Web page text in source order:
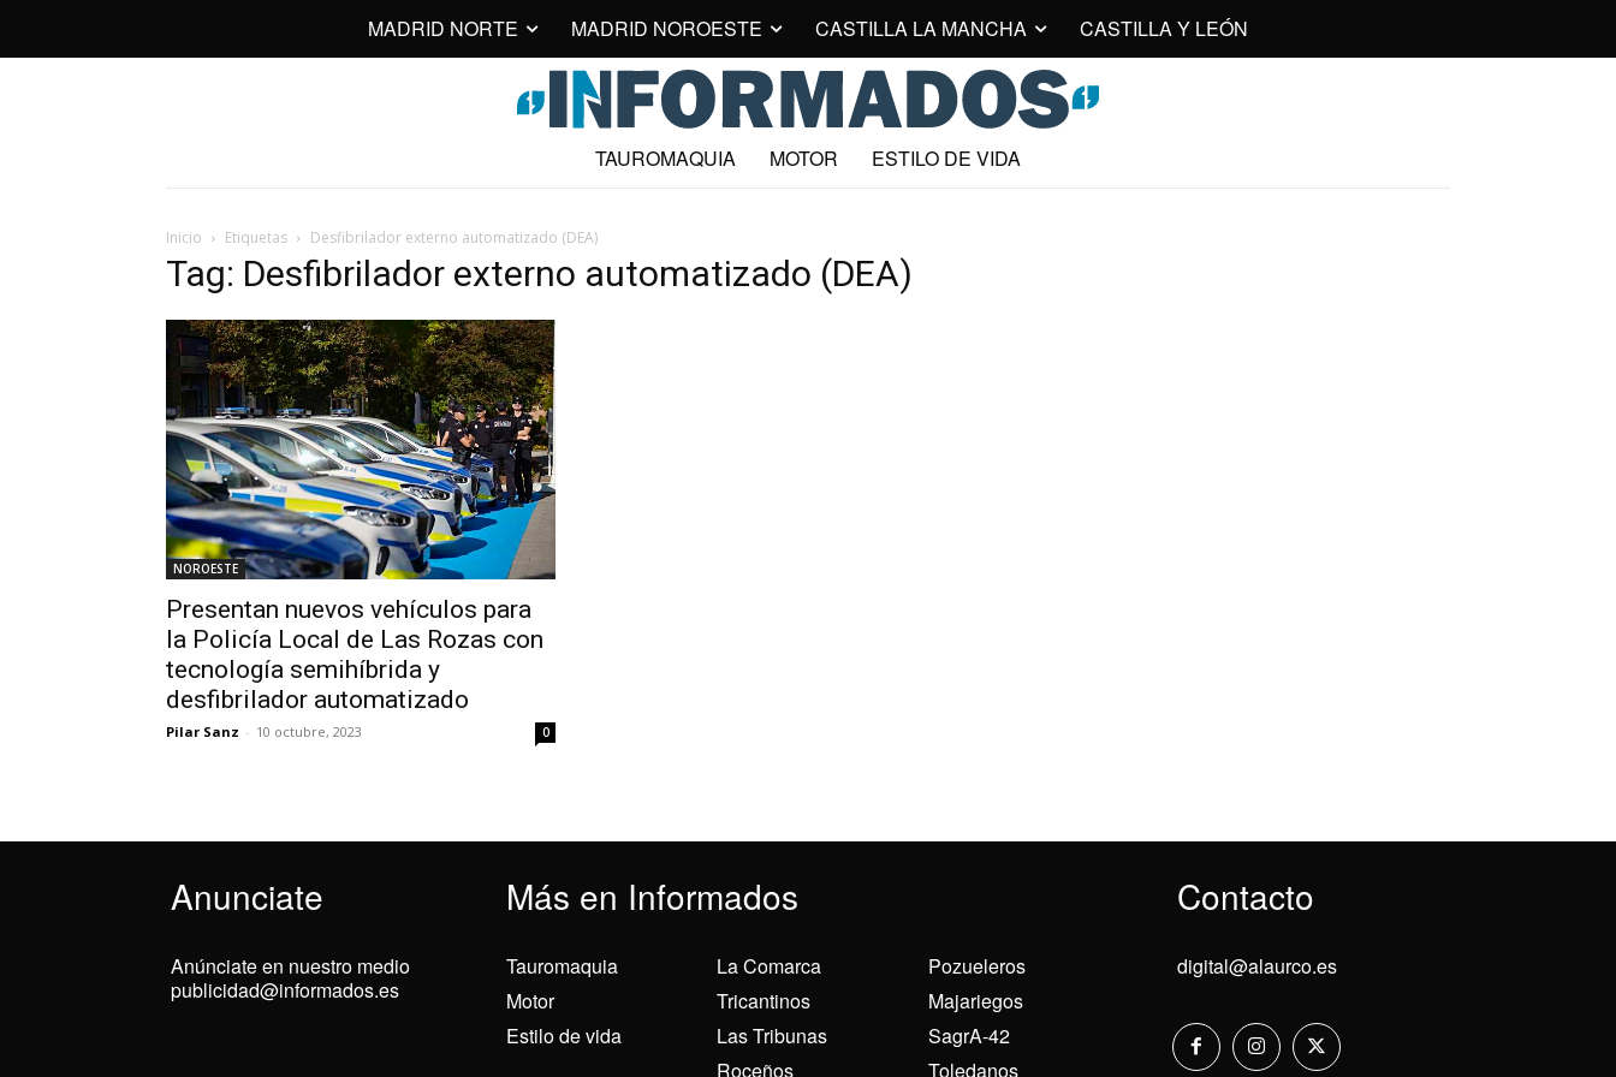
MADRID NORTE MADRID NOROESTE CASTILLA LA MANCHA CASTILLA Y LEÓN
TAUROMAQUIA MOTOR ESTILO DE VIDA
Inicio Etiquetas Desfibrilador externo automatizado (DEA)
Tag: Desfibrilador externo automatizado (DEA)
NOROESTE
Presentan nuevos vehículos para
la Policía Local de Las Rozas con
tecnología semihíbrida y
desfibrilador automatizado
Pilar Sanz - 10 octubre, 2023 0
Anunciate Más en Informados Contacto
Anúnciate en nuestro medio
publicidad@informados.es
Tauromaquia
Motor
Estilo de vida
La Comarca
Tricantinos
Las Tribunas
Roceños
Pozueleros
Majariegos
SagrA-42
Toledanos
digital@alaurco.es